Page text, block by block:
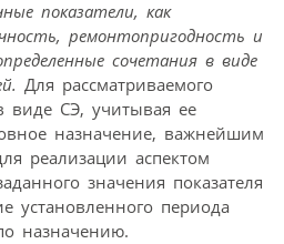
показатели, как
ремонтопригодность и
сочетания в виде
Для рассматриваемого
виде СЭ, учитывая ее
назначение, важнейшим
реализации аспектом
значения показателя
установленного периода
назначению.